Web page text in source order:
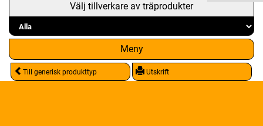
Välj tillverkare av träprodukter
Meny
Till generisk produkttyp Utskrift